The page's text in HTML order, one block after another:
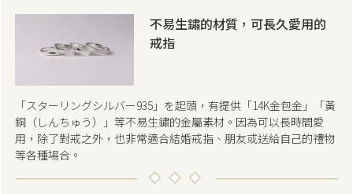
不易生鏽的材質，可長久愛用的
戒指
「スターリングシルバー935」を起頭，有提供「14K金包金」「黃
銅（しんちゅう）」等不易生鏽的金屬素材。因為可以長時間愛
用，除了對戒之外，也非常適合結婚戒指、朋友或送給自己的禮物
等各種場合。